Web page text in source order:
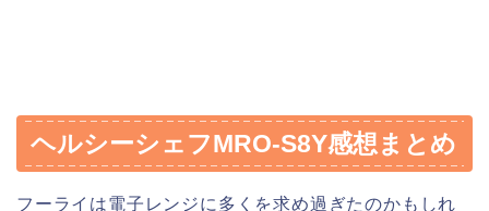
ヘルシーシェフMRO-S8Y感想まとめ
フーライは電子レンジに多くを求め過ぎたのかもしれ